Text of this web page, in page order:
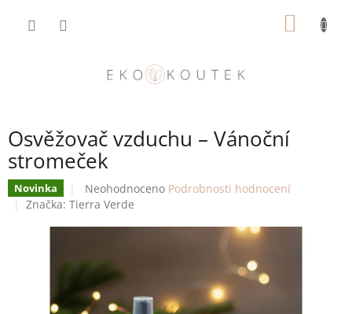
Osvěžovač vzduchu – Vánoční
stromeček
Novinka
Průměrné
hodnocení
z
hvězdiček.
Neohodnoceno Podrobnosti hodnocení
Značka: Tierra Verde